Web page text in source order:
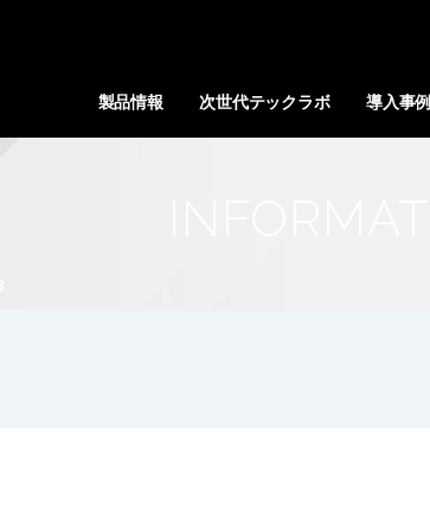
製品情報 次世代テックラボ 導入事例